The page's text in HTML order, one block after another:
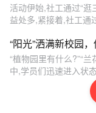
活动伊始,社工通过“
益处多,紧接着,社工通
“阳光”洒满新校园
“植物园里有什么?”“
中,学员们迅速进入状